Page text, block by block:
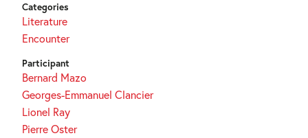
Categories
Literature
Encounter
Participant
Bernard Mazo
Georges-Emmanuel Clancier
Lionel Ray
Pierre Oster